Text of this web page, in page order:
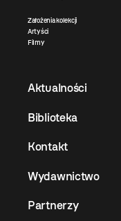
Założenia kolekcji
Artyści
Filmy
Aktualności
Biblioteka
Kontakt
Wydawnictwo
Partnerzy